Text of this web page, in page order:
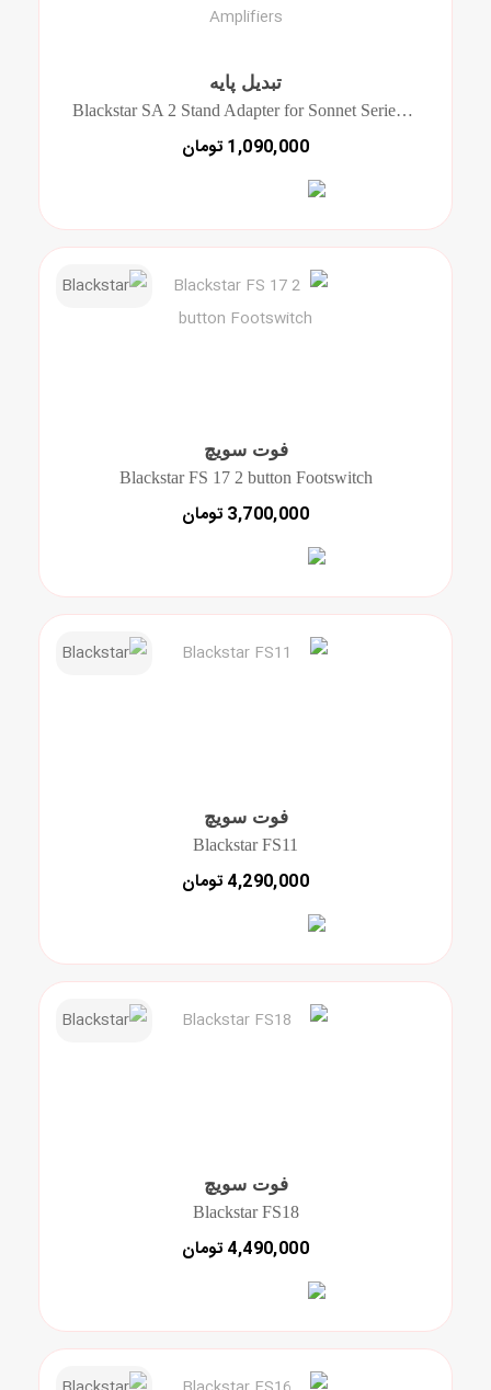
تبدیل پایه
Blackstar SA 2 Stand Adapter for Sonnet Series Amplifiers
1,090,000 تومان
فوت سویچ
Blackstar FS 17 2 button Footswitch
3,700,000 تومان
فوت سویچ
Blackstar FS11
4,290,000 تومان
فوت سویچ
Blackstar FS18
4,490,000 تومان